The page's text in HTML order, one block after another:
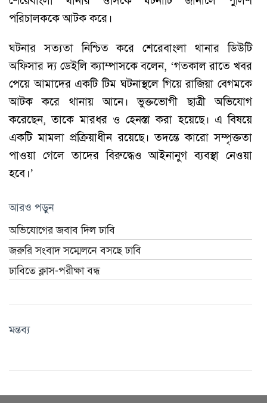
পরিচালককে আটক করে।
ঘটনার সত্যতা নিশ্চিত করে শেরেবাংলা থানার ডিউটি
অফিসার দ্য ডেইলি ক্যাম্পাসকে বলেন, ‘গতকাল রাতে খবর
পেয়ে আমাদের একটি টিম ঘটনাস্থলে গিয়ে রাজিয়া বেগমকে
আটক করে থানায় আনে। ভুক্তভোগী ছাত্রী অভিযোগ
করেছেন, তাকে মারধর ও হেনস্তা করা হয়েছে। এ বিষয়ে
একটি মামলা প্রক্রিয়াধীন রয়েছে। তদন্তে কারো সম্পৃক্ততা
পাওয়া গেলে তাদের বিরুদ্ধেও আইনানুগ ব্যবস্থা নেওয়া
হবে।’
আরও পড়ুন
অভিযোগের জবাব দিল ঢাবি
জরুরি সংবাদ সম্মেলনে বসছে ঢাবি
ঢাবিতে ক্লাস-পরীক্ষা বন্ধ
মন্তব্য